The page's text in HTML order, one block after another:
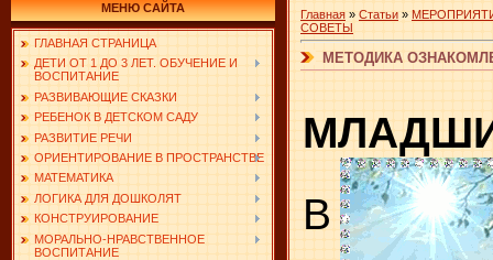
МЕНЮ САЙТА
ГЛАВНАЯ СТРАНИЦА
ДЕТИ ОТ 1 ДО 3 ЛЕТ. ОБУЧЕНИЕ И
ВОСПИТАНИЕ
РАЗВИВАЮЩИЕ СКАЗКИ
РЕБЕНОК В ДЕТСКОМ САДУ
РАЗВИТИЕ РЕЧИ
ОРИЕНТИРОВАНИЕ В ПРОСТРАНСТВЕ
МАТЕМАТИКА
ЛОГИКА ДЛЯ ДОШКОЛЯТ
КОНСТРУИРОВАНИЕ
МОРАЛЬНО-НРАВСТВЕННОЕ
ВОСПИТАНИЕ
Главная » Статьи »
СОВЕТЫ
МЕТОДИКА
В